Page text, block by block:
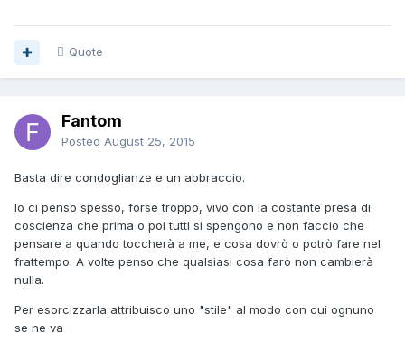
Quote
Fantom
Posted August 25, 2015
Basta dire condoglianze e un abbraccio.
Io ci penso spesso, forse troppo, vivo con la costante presa di
coscienza che prima o poi tutti si spengono e non faccio che
pensare a quando toccherà a me, e cosa dovrò o potrò fare nel
frattempo. A volte penso che qualsiasi cosa farò non cambierà
nulla.
Per esorcizzarla attribuisco uno "stile" al modo con cui ognuno
se ne va